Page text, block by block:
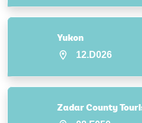
Yukon
12.D026
Zadar County